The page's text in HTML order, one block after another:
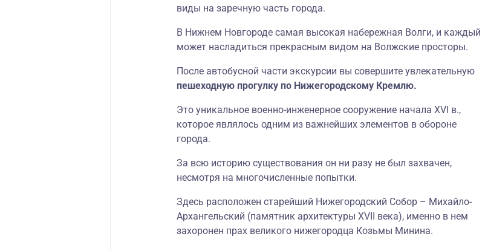
виды на заречную часть города.
В Нижнем Новгороде самая высокая набережная Волги, и каждый
может насладиться прекрасным видом на Волжские просторы.
После автобусной части экскурсии вы совершите увлекательную
пешеходную прогулку по Нижегородскому Кремлю.
Это уникальное военно-инженерное сооружение начала XVI в.,
которое являлось одним из важнейших элементов в обороне
города.
За всю историю существования он ни разу не был захвачен,
несмотря на многочисленные попытки.
Здесь расположен старейший Нижегородский Собор – Михайло-
Архангельский (памятник архитектуры ХVII века), именно в нем
захоронен прах великого нижегородца Козьмы Минина.